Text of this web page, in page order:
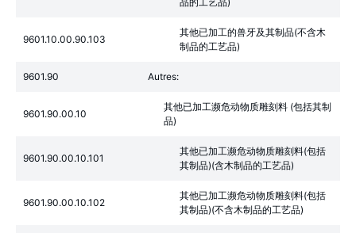
9601.10.00.90.103
其他已加工的兽牙及其制品(不含木
制品的工艺品)
9601.90 Autres:
9601.90.00.10
其他已加工濒危动物质雕刻料 (包括其制
品)
9601.90.00.10.101
其他已加工濒危动物质雕刻料(包括
其制品)(含木制品的工艺品)
9601.90.00.10.102
其他已加工濒危动物质雕刻料(包括
其制品)(不含木制品的工艺品)